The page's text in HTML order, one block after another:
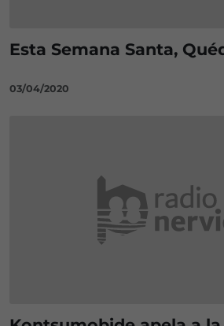
Esta Semana Santa,
03/04/2020